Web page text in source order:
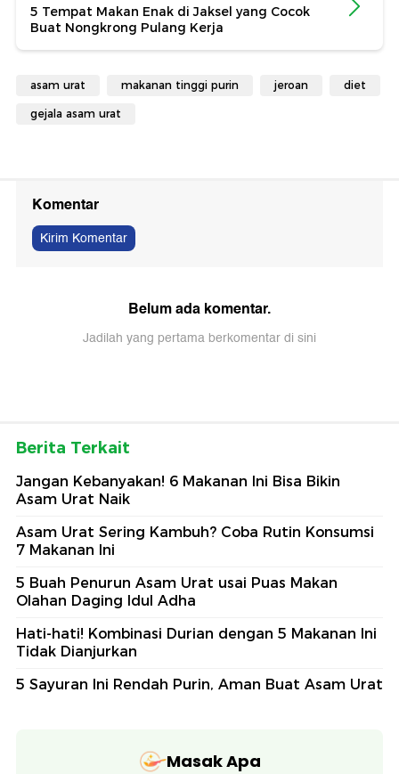
5 Tempat Makan Enak di Jaksel yang Cocok
Buat Nongkrong Pulang Kerja
asam urat makanan tinggi purin jeroan diet
gejala asam urat
Komentar
Kirim Komentar
Belum ada komentar.
Jadilah yang pertama berkomentar di sini
Berita Terkait
Jangan Kebanyakan! 6 Makanan Ini Bisa Bikin
Asam Urat Naik
Asam Urat Sering Kambuh? Coba Rutin Konsumsi
7 Makanan Ini
5 Buah Penurun Asam Urat usai Puas Makan
Olahan Daging Idul Adha
Hati-hati! Kombinasi Durian dengan 5 Makanan Ini
Tidak Dianjurkan
5 Sayuran Ini Rendah Purin, Aman Buat Asam Urat
Masak Apa